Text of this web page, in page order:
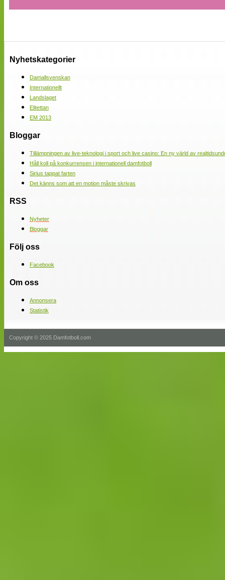
Nyhetskategorier
Damallsvenskan
Internationellt
Landslaget
Elitettan
EM 2013
Bloggar
Tillämpningen av live-teknologi i sport och live casino: En ny värld av
Håll koll på konkurrensen i internationell damfotboll
Sirius tappat farten
Det känns som att en motion måste skrivas
RSS
Nyheter
Bloggar
Följ oss
Facebook
Om oss
Annonsera
Statistik
Copyright © 2025 Damfotboll.com